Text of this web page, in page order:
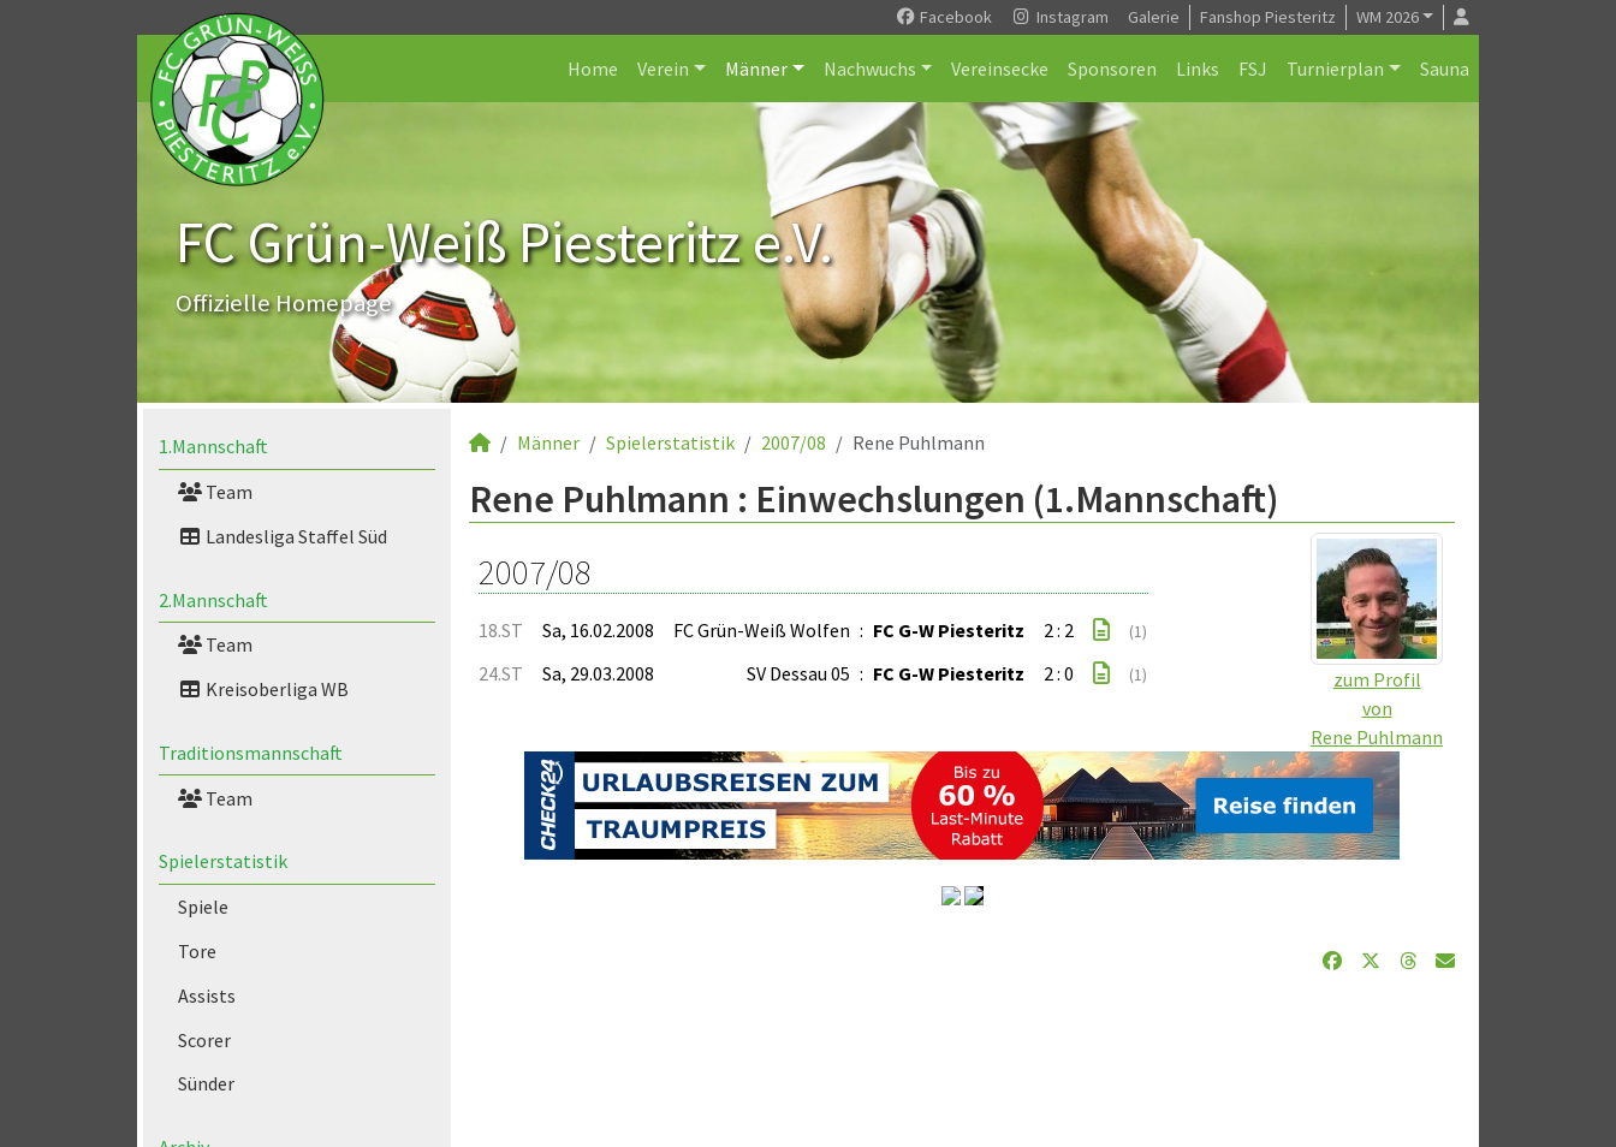
Facebook Instagram Galerie Fanshop Piesteritz WM 2026
Home Verein Männer Nachwuchs Vereinsecke Sponsoren Links FSJ Turnierplan Sauna
FC Grün-Weiß Piesteritz e.V.
Offizielle Homepage
1.Mannschaft
Team
Landesliga Staffel Süd
2.Mannschaft
Team
Kreisoberliga WB
Traditionsmannschaft
Team
Spielerstatistik
Spiele
Tore
Assists
Scorer
Sünder
Männer Spielerstatistik 2007/08 Rene Puhlmann
Rene Puhlmann : Einwechslungen (1.Mannschaft)
zum Profil
von
Rene Puhlmann
2007/08
18.ST Sa, 16.02.2008 FC Grün-Weiß Wolfen : FC G-W Piesteritz 2 : 2 (1)
24.ST Sa, 29.03.2008 SV Dessau 05 : FC G-W Piesteritz 2 : 0 (1)